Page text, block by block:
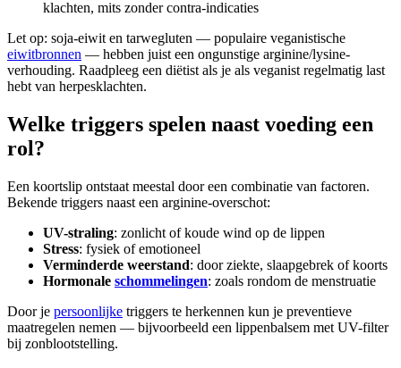
klachten, mits zonder contra-indicaties
Let op: soja-eiwit en tarwegluten — populaire veganistische
eiwitbronnen — hebben juist een ongunstige arginine/lysine-
verhouding. Raadpleeg een diëtist als je als veganist regelmatig last
hebt van herpesklachten.
Welke triggers spelen naast voeding een
rol?
Een koortslip ontstaat meestal door een combinatie van factoren.
Bekende triggers naast een arginine-overschot:
UV-straling: zonlicht of koude wind op de lippen
Stress: fysiek of emotioneel
Verminderde weerstand: door ziekte, slaapgebrek of koorts
Hormonale schommelingen: zoals rondom de menstruatie
Door je persoonlijke triggers te herkennen kun je preventieve
maatregelen nemen — bijvoorbeeld een lippenbalsem met UV-filter
bij zonblootstelling.